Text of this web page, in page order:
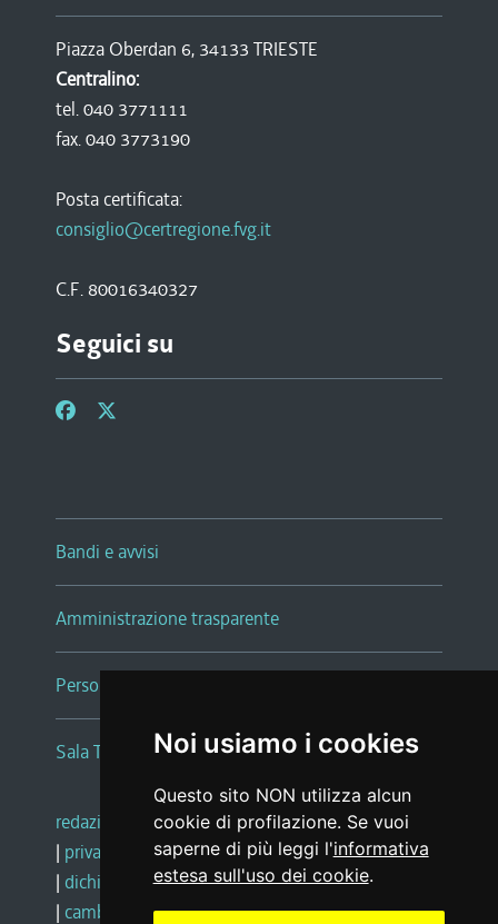
Noi usiamo i cookies
Questo sito NON utilizza alcun
cookie di profilazione. Se vuoi
saperne di più leggi l'informativa
estesa sull'uso dei cookie.
Piazza Oberdan 6, 34133 TRIESTE
Centralino:
tel. 040 3771111
fax. 040 3773190
Posta certificata:
consiglio@certregione.fvg.it
C.F. 80016340327
Seguici su
Bandi e avvisi
Amministrazione trasparente
Persone e Uffici
Sala Tiziano Tessitori
redazione web |note legali |glossario
| privacy
social media policy
| dichiarazione di accessibilità |feedback
| cambio preferenze cookie